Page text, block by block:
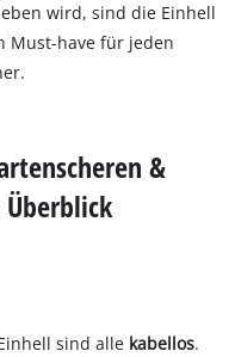
wird, sind die Einhell
Must-have für jeden
&
sind alle kabellos.